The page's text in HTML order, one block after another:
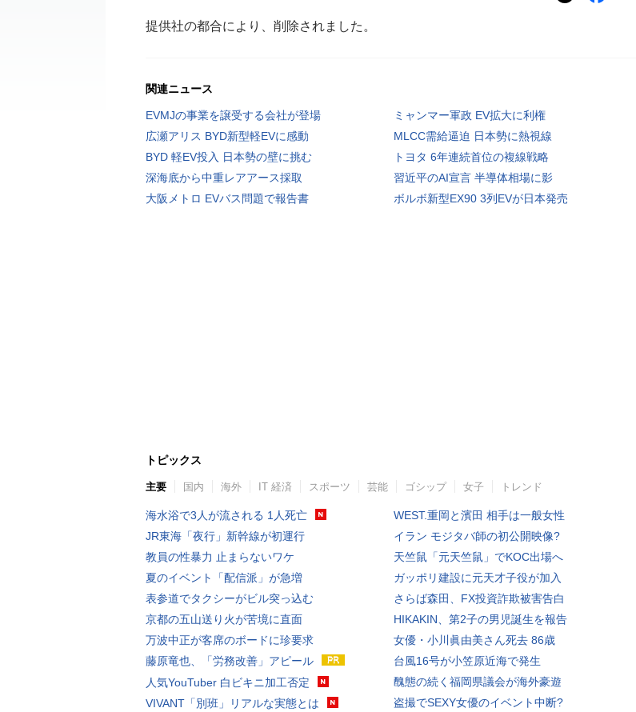
提供社の都合により、削除されました。
関連ニュース
EVMJの事業を譲受する会社が登場
ミャンマー軍政 EV拡大に利権
広瀬アリス BYD新型軽EVに感動
MLCC需給逼迫 日本勢に熱視線
BYD 軽EV投入 日本勢の壁に挑む
トヨタ 6年連続首位の複線戦略
深海底から中重レアアース採取
習近平のAI宣言 半導体相場に影
大阪メトロ EVバス問題で報告書
ボルボ新型EX90 3列EVが日本発売
トピックス
主要 国内 海外 IT 経済 スポーツ 芸能 ゴシップ 女子 トレンド
海水浴で3人が流される 1人死亡
JR東海「夜行」新幹線が初運行
教員の性暴力 止まらないワケ
夏のイベント「配信派」が急増
表参道でタクシーがビル突っ込む
京都の五山送り火が苦境に直面
万波中正が客席のボードに珍要求
藤原竜也、「労務改善」アピール
人気YouTuber 白ビキニ加工否定
VIVANT「別班」リアルな実態とは
WEST.重岡と濱田 相手は一般女性
イラン モジタバ師の初公開映像?
天竺鼠「元天竺鼠」でKOC出場へ
ガッポリ建設に元天才子役が加入
さらば森田、FX投資詐欺被害告白
HIKAKIN、第2子の男児誕生を報告
女優・小川眞由美さん死去 86歳
台風16号が小笠原近海で発生
醜態の続く福岡県議会が海外豪遊
盗撮でSEXY女優のイベント中断?